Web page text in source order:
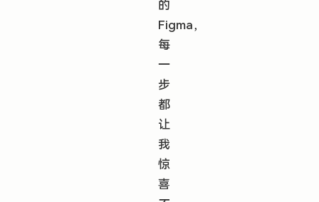
的
Figma，
每
一
步
都
让
我
惊
喜